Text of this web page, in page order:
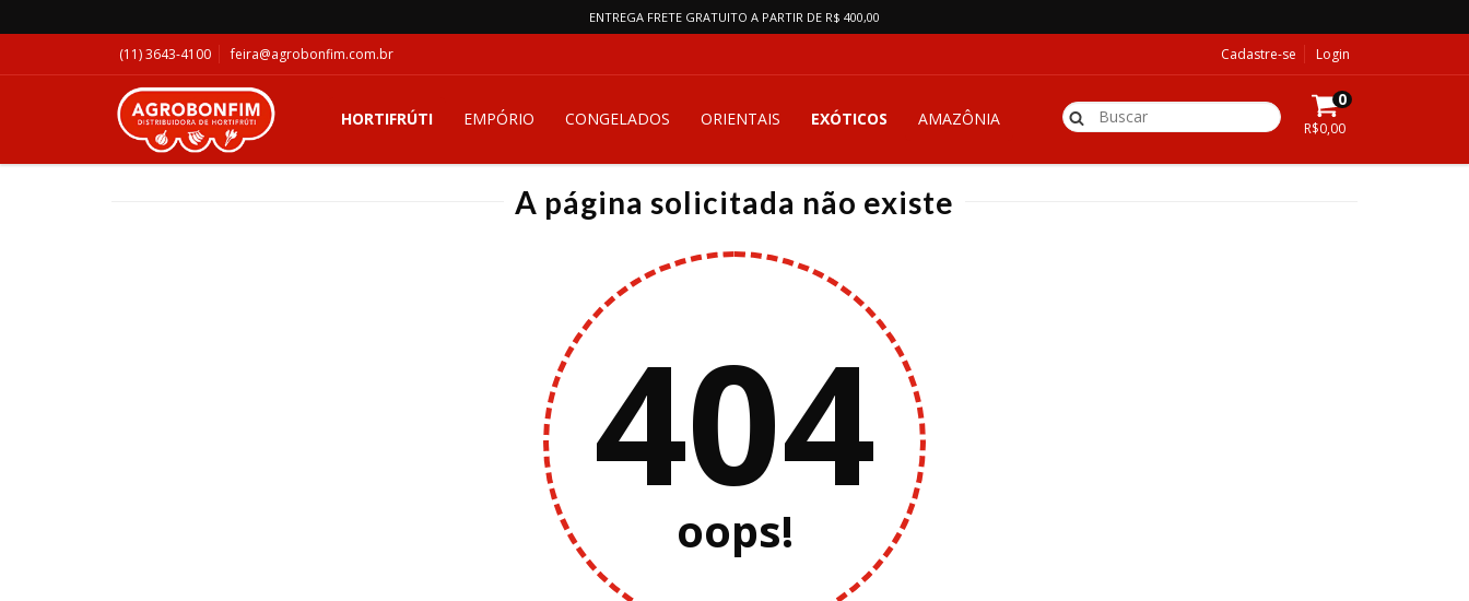
ENTREGA FRETE GRATUITO A PARTIR DE R$ 400,00
(11) 3643-4100 feira@agrobonfim.com.br Cadastre-se Login
HORTIFRÚTI EMPÓRIO CONGELADOS ORIENTAIS EXÓTICOS AMAZÔNIA
0
R$0,00
A página solicitada não existe
404
oops!